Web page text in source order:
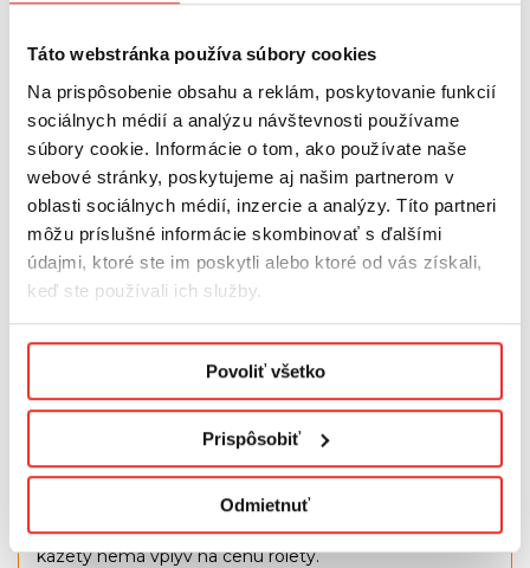
Táto webstránka používa súbory cookies
Na prispôsobenie obsahu a reklám, poskytovanie funkcií
sociálnych médií a analýzu návštevnosti používame
súbory cookie. Informácie o tom, ako používate naše
webové stránky, poskytujeme aj našim partnerom v
oblasti sociálnych médií, inzercie a analýzy. Títo partneri
môžu príslušné informácie skombinovať s ďalšími
údajmi, ktoré ste im poskytli alebo ktoré od vás získali,
keď ste používali ich služby.
Podmienky ochrany osobných údajov.
Povoliť všetko
Prispôsobiť
Odmietnuť
Roleta vďaka kazete s vodiacimi lištami
Vodiace lišty sú namontované na zasklievacích
lištách, vďaka čomu neuberajú svetlo okna
Vodiace lišty zaisťujú, že materiál priľneku sklu aj
pri sklopení okna
Vodiace lištyobmedzujú svetlúvzdialenosť medzi
materiálom a krídlom okna
Vďaka kazete je zvinutá tkanina zakrytá, čo
zabraňuje hromadeniu prachu
Použitie samosvorného systému, vďaka ktorému
Podľa výšky rolety a zvoleného materiálu roletu
aleboveľkej
(podrobnosti v záložke Technické informácie). Veľkosť
kazety nemá vplyv na cenu rolety.